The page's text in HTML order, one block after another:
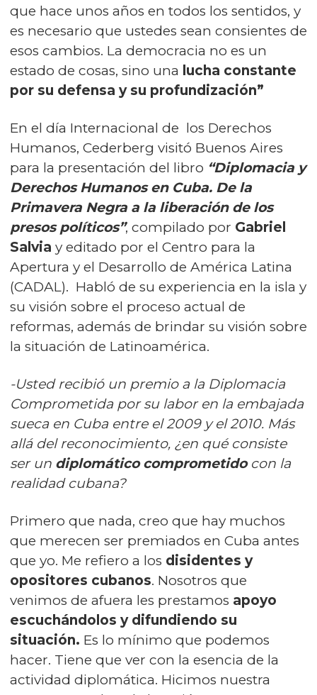
que hace unos años en todos los sentidos, y
es necesario que ustedes sean consientes de
esos cambios. La democracia no es un
estado de cosas, sino una lucha constante
por su defensa y su profundización”
En el día Internacional de los Derechos
Humanos, Cederberg visitó Buenos Aires
para la presentación del libro “Diplomacia y
Derechos Humanos en Cuba. De la
Primavera Negra a la liberación de los
presos políticos”, compilado por Gabriel
Salvia y editado por el Centro para la
Apertura y el Desarrollo de América Latina
(CADAL). Habló de su experiencia en la isla y
su visión sobre el proceso actual de
reformas, además de brindar su visión sobre
la situación de Latinoamérica.
-Usted recibió un premio a la Diplomacia
Comprometida por su labor en la embajada
sueca en Cuba entre el 2009 y el 2010. Más
allá del reconocimiento, ¿en qué consiste
ser un diplomático comprometidocon la
realidad cubana?
Primero que nada, creo que hay muchos
que merecen ser premiados en Cuba antes
que yo. Me refiero a los disidentes y
opositores cubanos. Nosotros que
venimos de afuera les prestamos apoyo
escuchándolos y difundiendo su
situación. Es lo mínimo que podemos
hacer. Tiene que ver con la esencia de la
actividad diplomática. Hicimos nuestra